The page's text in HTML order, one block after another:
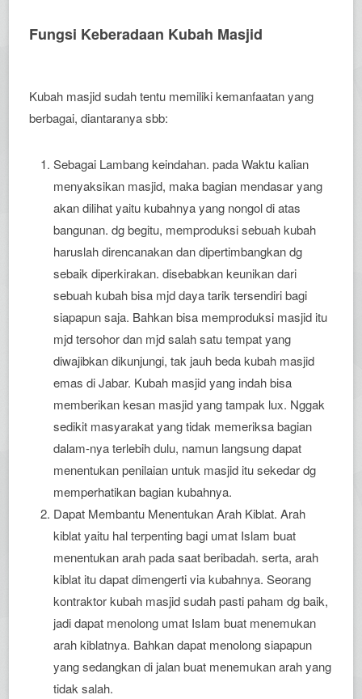
Fungsi Keberadaan Kubah Masjid
Kubah masjid sudah tentu memiliki kemanfaatan yang
berbagai, diantaranya sbb:
Sebagai Lambang keindahan. pada Waktu kalian
menyaksikan masjid, maka bagian mendasar yang
akan dilihat yaitu kubahnya yang nongol di atas
bangunan. dg begitu, memproduksi sebuah kubah
haruslah direncanakan dan dipertimbangkan dg
sebaik diperkirakan. disebabkan keunikan dari
sebuah kubah bisa mjd daya tarik tersendiri bagi
siapapun saja. Bahkan bisa memproduksi masjid itu
mjd tersohor dan mjd salah satu tempat yang
diwajibkan dikunjungi, tak jauh beda kubah masjid
emas di Jabar. Kubah masjid yang indah bisa
memberikan kesan masjid yang tampak lux. Nggak
sedikit masyarakat yang tidak memeriksa bagian
dalam-nya terlebih dulu, namun langsung dapat
menentukan penilaian untuk masjid itu sekedar dg
memperhatikan bagian kubahnya.
Dapat Membantu Menentukan Arah Kiblat. Arah
kiblat yaitu hal terpenting bagi umat Islam buat
menentukan arah pada saat beribadah. serta, arah
kiblat itu dapat dimengerti via kubahnya. Seorang
kontraktor kubah masjid sudah pasti paham dg baik,
jadi dapat menolong umat Islam buat menemukan
arah kiblatnya. Bahkan dapat menolong siapapun
yang sedangkan di jalan buat menemukan arah yang
tidak salah.